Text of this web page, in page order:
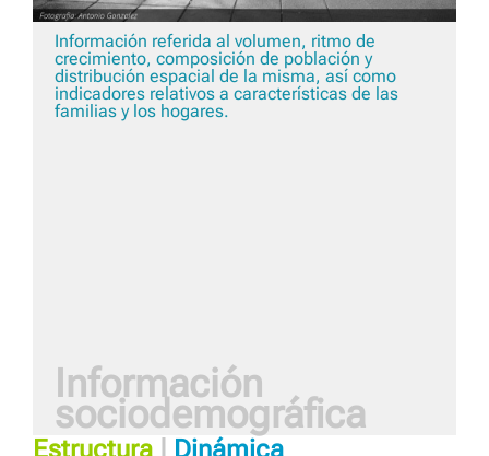
Información referida al volumen, ritmo de
crecimiento, composición de población y
distribución espacial de la misma, así como
indicadores relativos a características de las
familias y los hogares.
Información
sociodemográfica
Estructura Dinámica